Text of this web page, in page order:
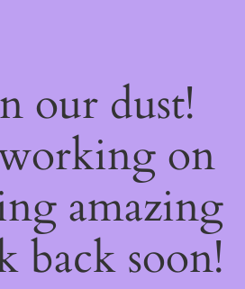
our dust!
on
amazing
back soon!